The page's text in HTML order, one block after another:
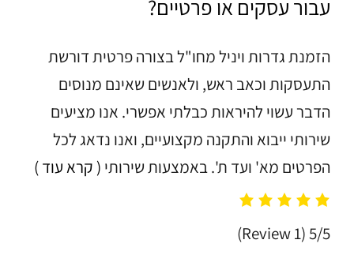
עבור עסקים או פרטיים?
הזמנת גדרות ויניל מחו"ל בצורה פרטית דורשת
התעסקות וכאב ראש, ולאנשים שאינם מנוסים
הדבר עשוי להיראות כבלתי אפשרי. אנו מציעים
שירותי ייבוא והתקנה מקצועיים, ואנו נדאג לכל
הפרטים מא' ועד ת'. באמצעות שירותי ( קרא עוד )
5/5
(1 Review)